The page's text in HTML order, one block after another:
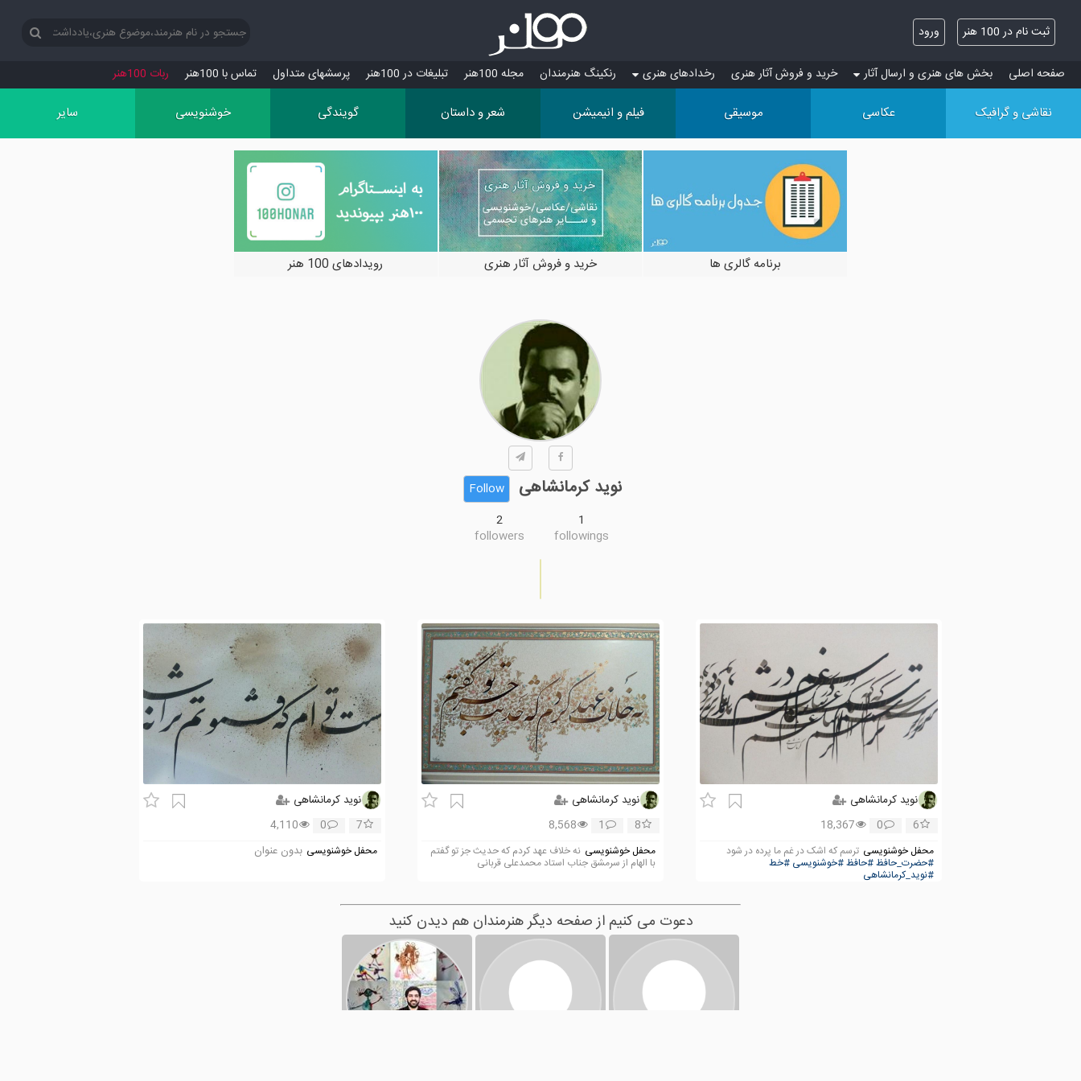
ثبت نام در 100 هنر ورود
صفحه اصلی بخش های هنری و ارسال آثار خرید و فروش آثار هنری رخدادهای هنری رنکینگ هنرمندان مجله 100هنر تبلیغات در 100هنر پرسش‏های متداول تماس با 100هنر ربات 100هنر
نقاشی و گرافیک عکاسی موسیقی فیلم و انیمیشن شعر و داستان گویندگی خوشنویسی سایر
رویدادهای 100 هنر خرید و فروش آثار هنری برنامه گالری ها
نوید کرمانشاهی
Follow
1
followings
2
followers
نوید کرمانشاهی
6
0
18,367
محفل خوشنویسی ترسم که اشک در غم ما پرده در شود
#حضرت_حافظ#حافظ#خوشنویسی #خط
#نوید_کرمانشاهی
نوید کرمانشاهی
8
1
8,568
محفل خوشنویسی نه خلاف عهد کردم که حدیث جز تو گفتم
با الهام از سرمشق جناب استاد محمدعلی قربانی
نوید کرمانشاهی
7
0
4,110
محفل خوشنویسی بدون عنوان
دعوت می کنیم از صفحه دیگر هنرمندان هم دیدن کنید